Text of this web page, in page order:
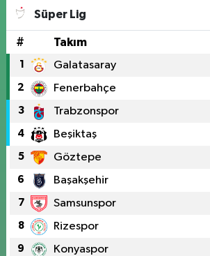
Süper Lig
# Takım
1 Galatasaray
2 Fenerbahçe
3 Trabzonspor
4 Beşiktaş
5 Göztepe
6 Başakşehir
7 Samsunspor
8 Rizespor
9 Konyaspor